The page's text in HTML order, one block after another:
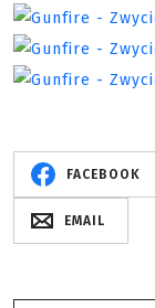
FACEBOOK
EMAIL